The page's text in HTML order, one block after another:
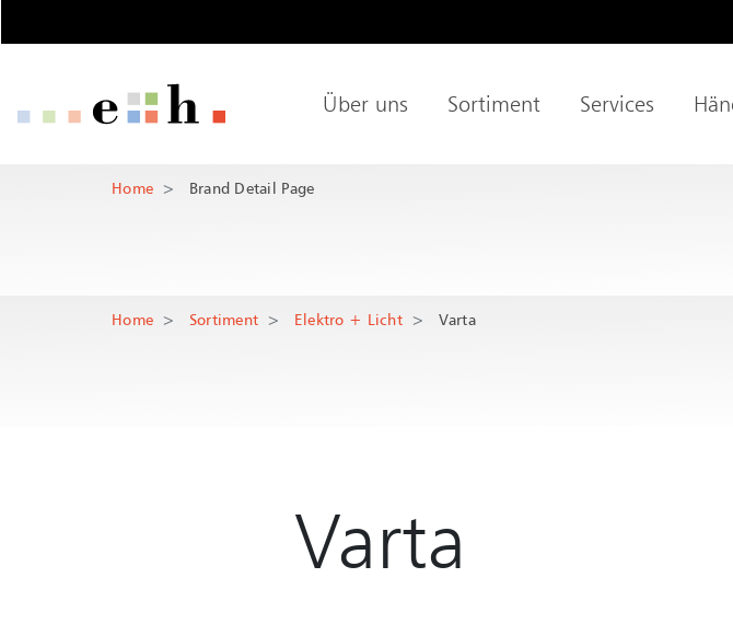
Brand Detail Page
Wichtige Seiten
Home
Über uns Sortiment Services
Hauptinhalt
Rootline Navigation
Home Brand Detail Page
Home Sortiment Elektro + Licht Varta
Varta